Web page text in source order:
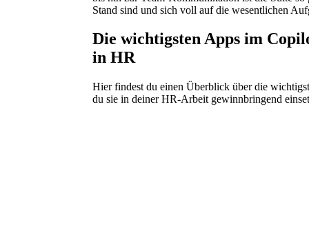
Stand sind und sich voll auf die wesentlichen
Die wichtigsten Apps im
in HR
Hier findest du einen Überblick über die
du sie in deiner HR-Arbeit gewinnbringend